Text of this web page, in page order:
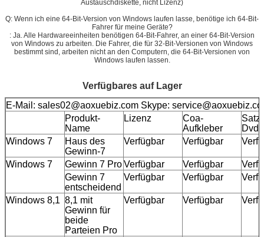
Austauschdiskette, nicht Lizenz)
Q: Wenn ich eine 64-Bit-Version von Windows laufen lasse, benötige ich 64-Bit-
Fahrer für meine Geräte?
: Ja. Alle Hardwareeinheiten benötigen 64-Bit-Fahrer, an einer 64-Bit-Version
von Windows zu arbeiten. Die Fahrer, die für 32-Bit-Versionen von Windows
bestimmt sind, arbeiten nicht an den Computern, die 64-Bit-Versionen von
Windows laufen lassen.
Verfügbares auf Lager
E-Mail: sales02@aoxuebiz.com Skype:
Produkt-
Name
Lizenz
Coa-
Aufkleber
Satz
Dvd
Windows 7
Haus des
Gewinn-7
Verfügbar Verfügbar
Windows 7 Gewinn 7 ProVerfügbar Verfügbar
Gewinn 7
entscheidend
Verfügbar Verfügbar
Windows 8,1 8,1 mit
Gewinn für
beide
Parteien Pro
Verfügbar Verfügbar